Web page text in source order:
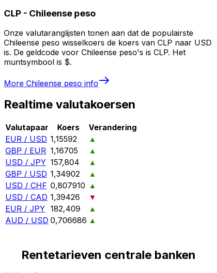
CLP - Chileense peso
Onze valutaranglijsten tonen aan dat de populairste
Chileense peso wisselkoers de koers van CLP naar USD
is. De geldcode voor Chileense peso's is CLP. Het
muntsymbool is $.
More Chileense peso info
Realtime valutakoersen
Valutapaar Koers
Verandering
EUR / USD 1,15592
▲
GBP / EUR 1,16705
▲
USD / JPY 157,804
▲
GBP / USD 1,34902
▲
USD / CHF 0,807910 ▲
USD / CAD 1,39426
▼
EUR / JPY 182,409
▲
AUD / USD 0,706686 ▲
Rentetarieven centrale banken